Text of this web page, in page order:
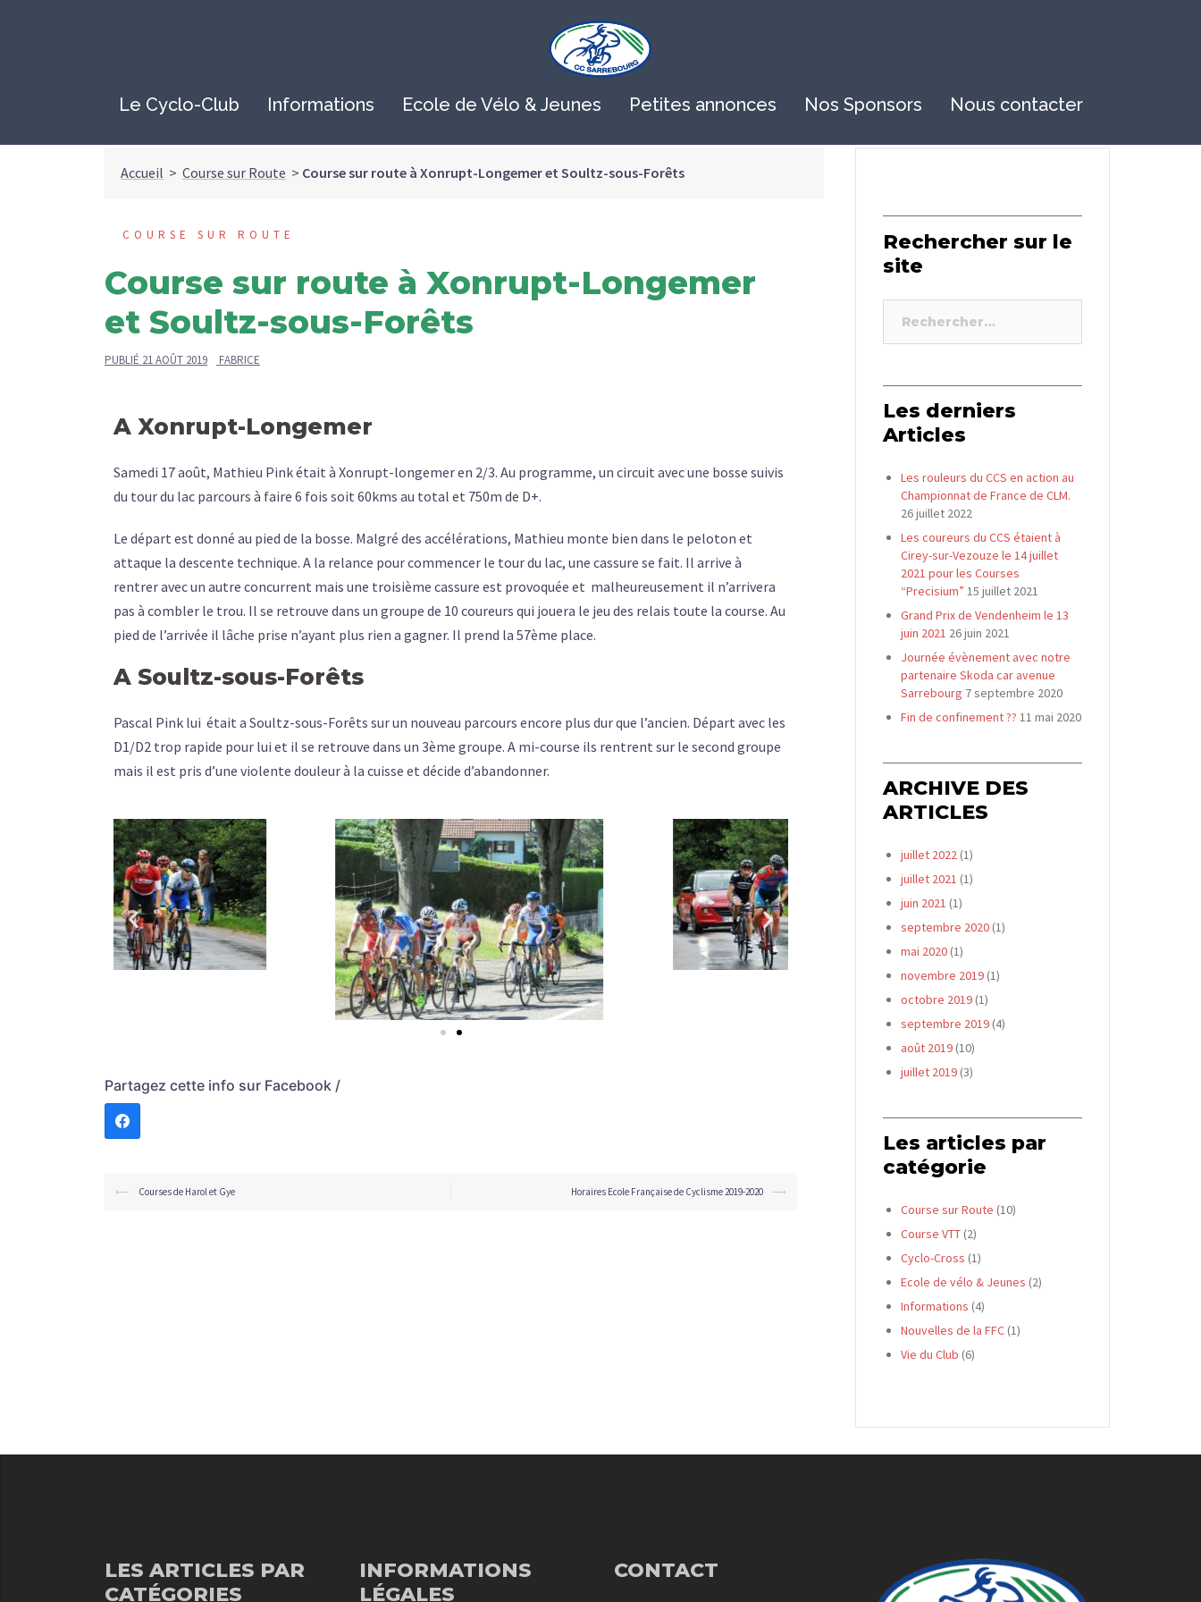
Le Cyclo-Club Informations Ecole de Vélo & Jeunes Petites annonces Nos Sponsors Nous contacter
Accueil > Course sur Route > Course sur route à Xonrupt-Longemer et Soultz-sous-Forêts
COURSE SUR ROUTE
Course sur route à Xonrupt-Longemer
et Soultz-sous-Forêts
PUBLIÉ 21 AOÛT 2019 FABRICE
A Xonrupt-Longemer
Samedi 17 août, Mathieu Pink était à Xonrupt-longemer en 2/3. Au programme, un circuit avec une bosse suivis
du tour du lac parcours à faire 6 fois soit 60kms au total et 750m de D+.
Le départ est donné au pied de la bosse. Malgré des accélérations, Mathieu monte bien dans le peloton et
attaque la descente technique. A la relance pour commencer le tour du lac, une cassure se fait. Il arrive à
rentrer avec un autre concurrent mais une troisième cassure est provoquée et malheureusement il n’arrivera
pas à combler le trou. Il se retrouve dans un groupe de 10 coureurs qui jouera le jeu des relais toute la course. Au
pied de l’arrivée il lâche prise n’ayant plus rien a gagner. Il prend la 57ème place.
A Soultz-sous-Forêts
Pascal Pink lui était a Soultz-sous-Forêts sur un nouveau parcours encore plus dur que l’ancien. Départ avec les
D1/D2 trop rapide pour lui et il se retrouve dans un 3ème groupe. A mi-course ils rentrent sur le second groupe
mais il est pris d’une violente douleur à la cuisse et décide d’abandonner.
Partagez cette info sur Facebook /
⟵ Courses de Harol et Gye Horaires Ecole Française de Cyclisme 2019-2020 ⟶
Rechercher sur le
site
Les derniers
Articles
Les rouleurs du CCS en action au
Championnat de France de CLM.
26 juillet 2022
Les coureurs du CCS étaient à
Cirey-sur-Vezouze le 14 juillet
2021 pour les Courses
“Precisium” 15 juillet 2021
Grand Prix de Vendenheim le 13
juin 2021 26 juin 2021
Journée évènement avec notre
partenaire Skoda car avenue
Sarrebourg 7 septembre 2020
Fin de confinement ?? 11 mai 2020
ARCHIVE DES
ARTICLES
juillet 2022 (1)
juillet 2021 (1)
juin 2021 (1)
septembre 2020 (1)
mai 2020 (1)
novembre 2019 (1)
octobre 2019 (1)
septembre 2019 (4)
août 2019 (10)
juillet 2019 (3)
Les articles par
catégorie
Course sur Route (10)
Course VTT (2)
Cyclo-Cross (1)
Ecole de vélo & Jeunes (2)
Informations (4)
Nouvelles de la FFC (1)
Vie du Club (6)
LES ARTICLES PAR
CATÉGORIES
INFORMATIONS
LÉGALES
CONTACT